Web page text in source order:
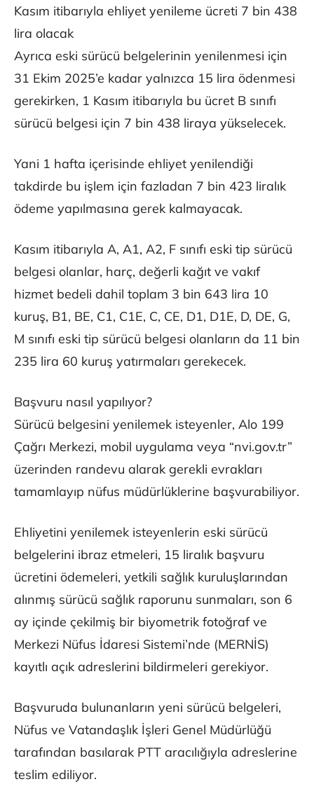
Kasım itibarıyla ehliyet yenileme ücreti 7 bin 438
lira olacak
Ayrıca eski sürücü belgelerinin yenilenmesi için
31 Ekim 2025’e kadar yalnızca 15 lira ödenmesi
gerekirken, 1 Kasım itibarıyla bu ücret B sınıfı
sürücü belgesi için 7 bin 438 liraya yükselecek.
Yani 1 hafta içerisinde ehliyet yenilendiği
takdirde bu işlem için fazladan 7 bin 423 liralık
ödeme yapılmasına gerek kalmayacak.
Kasım itibarıyla A, A1, A2, F sınıfı eski tip sürücü
belgesi olanlar, harç, değerli kağıt ve vakıf
hizmet bedeli dahil toplam 3 bin 643 lira 10
kuruş, B1, BE, C1, C1E, C, CE, D1, D1E, D, DE, G,
M sınıfı eski tip sürücü belgesi olanların da 11 bin
235 lira 60 kuruş yatırmaları gerekecek.
Başvuru nasıl yapılıyor?
Sürücü belgesini yenilemek isteyenler, Alo 199
Çağrı Merkezi, mobil uygulama veya “nvi.gov.tr”
üzerinden randevu alarak gerekli evrakları
tamamlayıp nüfus müdürlüklerine başvurabiliyor.
Ehliyetini yenilemek isteyenlerin eski sürücü
belgelerini ibraz etmeleri, 15 liralık başvuru
ücretini ödemeleri, yetkili sağlık kuruluşlarından
alınmış sürücü sağlık raporunu sunmaları, son 6
ay içinde çekilmiş bir biyometrik fotoğraf ve
Merkezi Nüfus İdaresi Sistemi’nde (MERNİS)
kayıtlı açık adreslerini bildirmeleri gerekiyor.
Başvuruda bulunanların yeni sürücü belgeleri,
Nüfus ve Vatandaşlık İşleri Genel Müdürlüğü
tarafından basılarak PTT aracılığıyla adreslerine
teslim ediliyor.